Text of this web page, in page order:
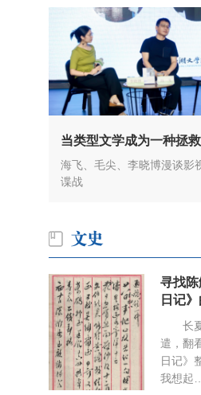
当类型文学成为一种拯救
海飞、毛尖、李晓博漫谈影
谍战
寻找
日记
长
遣，翻
日记》
我想